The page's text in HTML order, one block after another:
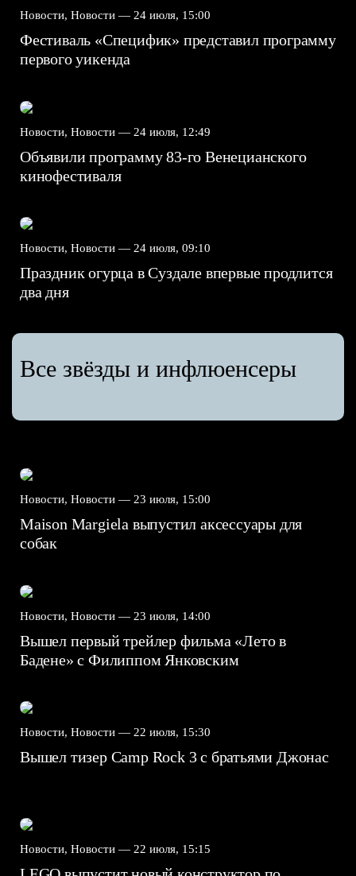
Новости, Новости — 24 июля, 15:00
Фестиваль «Специфик» представил программу
первого уикенда
Новости, Новости — 24 июля, 12:49
Объявили программу 83-го Венецианского
кинофестиваля
Новости, Новости — 24 июля, 09:10
Праздник огурца в Суздале впервые продлится
два дня
Все звёзды и инфлюенсеры
Новости, Новости — 23 июля, 15:00
Maison Margiela выпустил аксессуары для
собак
Новости, Новости — 23 июля, 14:00
Вышел первый трейлер фильма «Лето в
Бадене» с Филиппом Янковским
Новости, Новости — 22 июля, 15:30
Вышел тизер Camp Rock 3 с братьями Джонас
Новости, Новости — 22 июля, 15:15